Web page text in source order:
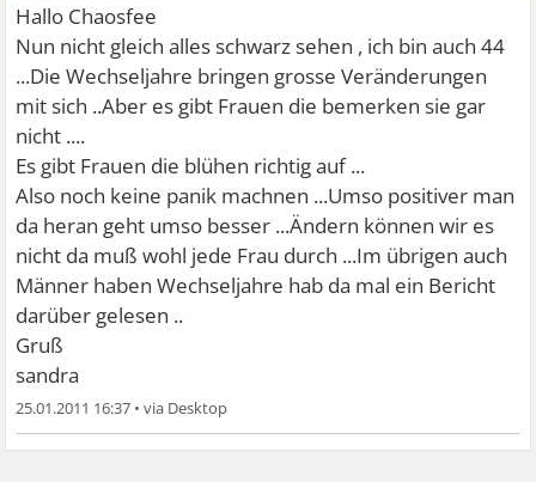
Hallo Chaosfee
Nun nicht gleich alles schwarz sehen , ich bin auch 44
...Die Wechseljahre bringen grosse Veränderungen
mit sich ..Aber es gibt Frauen die bemerken sie gar
nicht ....
Es gibt Frauen die blühen richtig auf ...
Also noch keine panik machnen ...Umso positiver man
da heran geht umso besser ...Ändern können wir es
nicht da muß wohl jede Frau durch ...Im übrigen auch
Männer haben Wechseljahre hab da mal ein Bericht
darüber gelesen ..
Gruß
sandra
25.01.2011 16:37 •